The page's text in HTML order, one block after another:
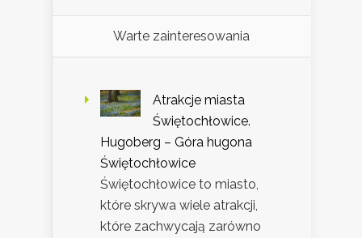
Warte zainteresowania
Atrakcje miasta
Świętochłowice.
Hugoberg – Góra hugona
Świętochłowice
Świętochłowice to miasto,
które skrywa wiele atrakcji,
które zachwycają zarówno